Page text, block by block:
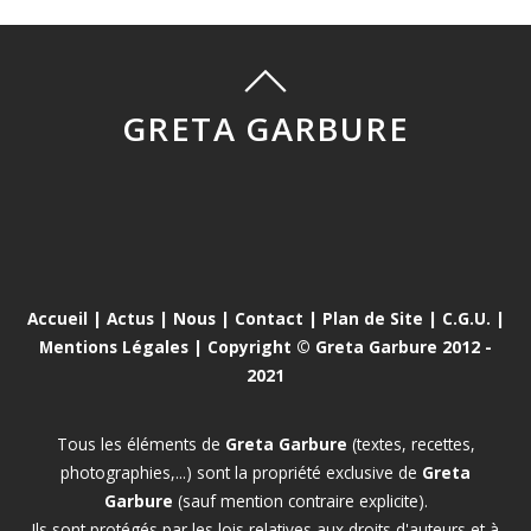
GRETA GARBURE
Accueil | Actus| Nous| Contact | Plan de Site | C.G.U. |
Mentions Légales | Copyright © Greta Garbure 2012 -
2021
Tous les éléments de Greta Garbure (textes, recettes,
photographies,...) sont la propriété exclusive de Greta
Garbure (sauf mention contraire explicite).